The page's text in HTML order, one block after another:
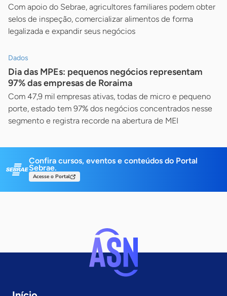
Com apoio do Sebrae, agricultores familiares podem obter
selos de inspeção, comercializar alimentos de forma
legalizada e expandir seus negócios
Dados
Dia das MPEs: pequenos negócios representam
97% das empresas de Roraima
Com 47,9 mil empresas ativas, todas de micro e pequeno
porte, estado tem 97% dos negócios concentrados nesse
segmento e registra recorde na abertura de MEI
Confira cursos, eventos e conteúdos do Portal
Sebrae.
Acesse o Portal